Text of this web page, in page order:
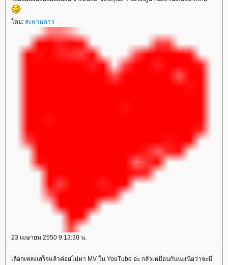
ดย: สะพานดาว
23 เมษายน 2550 9:13:30 น.
เลือกเพลงเสร็จแล้วค่อยไปหา MV ใน YouTube อ่ะ กลัวเหมือนกันนะเนี่ยว่าจะมี